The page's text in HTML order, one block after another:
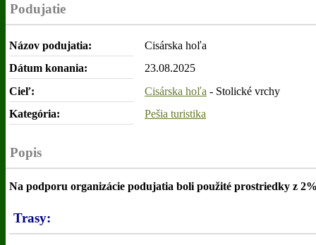
Podujatie
Názov podujatia:
Cisárska hoľa
Dátum konania:
23.08.2025
Cieľ:
Cisárska hoľa - Stolické vrchy
Kategória:
Pešia turistika
Popis
Na podporu organizácie podujatia boli použité prostriedky z
Trasy: